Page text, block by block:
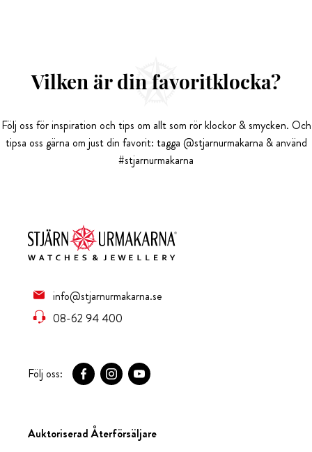
Vilken är din favoritklocka?
Följ oss för inspiration och tips om allt som rör klockor & smycken. Och
tipsa oss gärna om just din favorit: tagga @stjarnurmakarna & använd
#stjarnurmakarna
info@stjarnurmakarna.se
08-62 94 400
Följ oss:
Auktoriserad Återförsäljare